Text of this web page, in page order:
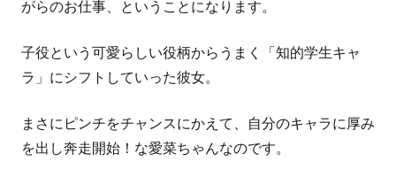
がらのお仕事、ということになります。
子役という可愛らしい役柄からうまく
「知的学生キャ
ラ」 にシフトしていった彼女。
まさにピンチをチャンスにかえて、自分のキャラに厚み
を出し奔走開始！な愛菜ちゃんなのです。